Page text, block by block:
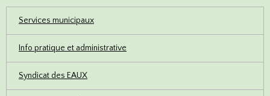
Services municipaux
Info pratique et administrative
Syndicat des EAUX